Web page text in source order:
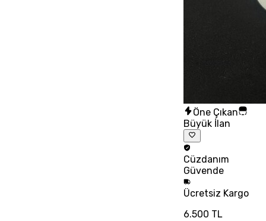
Öne Çıkan
Büyük İlan
Cüzdanım
Güvende
Ücretsiz Kargo
6.500 TL